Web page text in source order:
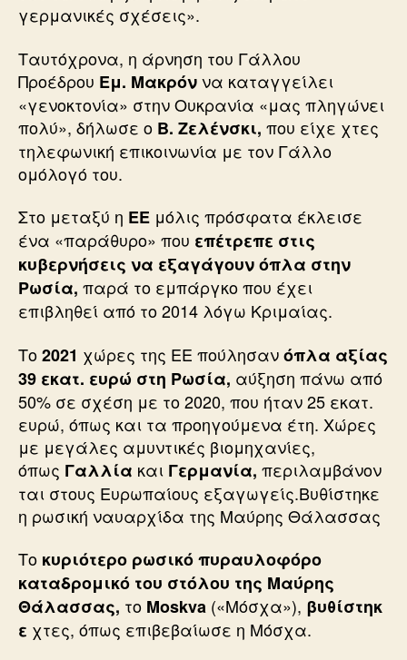
γερμανικές σχέσεις».
Ταυτόχρονα, η άρνηση του Γάλλου
Προέδρου Εμ. Μακρόννα καταγγείλει
«γενοκτονία» στην Ουκρανία «μας πληγώνει
πολύ», δήλωσε ο Β. Ζελένσκι, που είχε χτες
τηλεφωνική επικοινωνία με τον Γάλλο
ομόλογό του.
Στο μεταξύ η ΕΕ μόλις πρόσφατα έκλεισε
ένα «παράθυρο» που επέτρεπε στις
κυβερνήσεις να εξαγάγουν όπλα στην
Ρωσία, παρά το εμπάργκο που έχει
επιβληθεί από το 2014 λόγω Κριμαίας.
Το2021 χώρες της ΕΕ πούλησανόπλα αξίας
39 εκατ. ευρώ στη Ρωσία, αύξηση πάνω από
50% σε σχέση με το 2020, που ήταν 25 εκατ.
ευρώ, όπως και τα προηγούμενα έτη. Χώρες
με μεγάλες αμυντικές βιομηχανίες,
όπως Γαλλία και Γερμανία, περιλαμβάνον
ται στους Ευρωπαίους εξαγωγείς.Βυθίστηκε
η ρωσική ναυαρχίδα της Μαύρης Θάλασσας
Το κυριότερο ρωσικό πυραυλοφόρο
καταδρομικό του στόλου της Μαύρης
Θάλασσας, το Moskva («Μόσχα»), βυθίστηκ
ε χτες, όπως επιβεβαίωσε η Μόσχα.